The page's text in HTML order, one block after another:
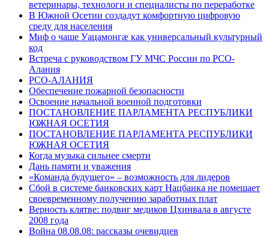
ветеринары, технологи и специалисты по переработке
В Южной Осетии создадут комфортную цифровую
среду для населения
Миф о чаше Уацамонгæ как универсальный культурный
код
Встреча с руководством ГУ МЧС России по РСО-
Алания
РСО-АЛАНИЯ
Обеспечение пожарной безопасности
Освоение начальной военной подготовки
ПОСТАНОВЛЕНИЕ ПАРЛАМЕНТА РЕСПУБЛИКИ
ЮЖНАЯ ОСЕТИЯ
ПОСТАНОВЛЕНИЕ ПАРЛАМЕНТА РЕСПУБЛИКИ
ЮЖНАЯ ОСЕТИЯ
Когда музыка сильнее смерти
Дань памяти и уважения
«Команда будущего» – возможность для лидеров
Сбой в системе банковских карт Нацбанка не помешает
своевременному получению заработных плат
Верность клятве: подвиг медиков Цхинвала в августе
2008 года
Война 08.08.08: рассказы очевидцев